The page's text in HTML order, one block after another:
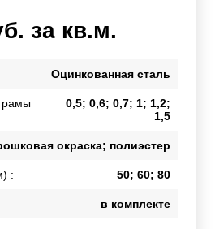
за кв.м.
Оцинкованная сталь
рамы
0,5; 0,6; 0,7; 1; 1,2;
1,5
окраска; полиэстер
: 50; 60; 80
в комплекте